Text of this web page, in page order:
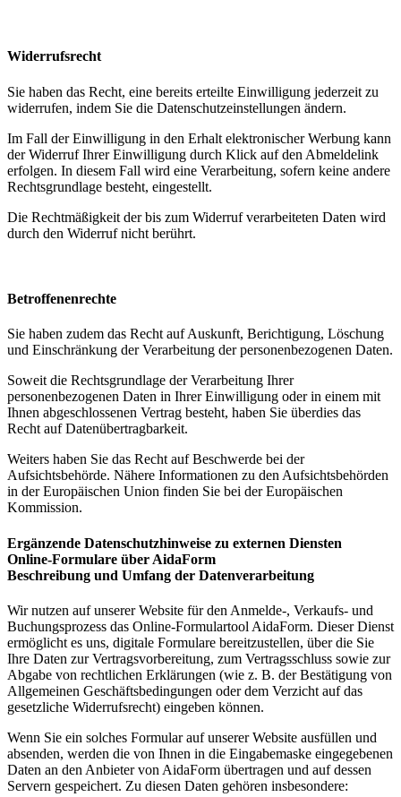
Widerrufsrecht
Sie haben das Recht, eine bereits erteilte Einwilligung jederzeit zu
widerrufen, indem Sie die Datenschutzeinstellungen ändern.
Im Fall der Einwilligung in den Erhalt elektronischer Werbung kann
der Widerruf Ihrer Einwilligung durch Klick auf den Abmeldelink
erfolgen. In diesem Fall wird eine Verarbeitung, sofern keine andere
Rechtsgrundlage besteht, eingestellt.
Die Rechtmäßigkeit der bis zum Widerruf verarbeiteten Daten wird
durch den Widerruf nicht berührt.
Betroffenenrechte
Sie haben zudem das Recht auf Auskunft, Berichtigung, Löschung
und Einschränkung der Verarbeitung der personenbezogenen Daten.
Soweit die Rechtsgrundlage der Verarbeitung Ihrer
personenbezogenen Daten in Ihrer Einwilligung oder in einem mit
Ihnen abgeschlossenen Vertrag besteht, haben Sie überdies das
Recht auf Datenübertragbarkeit.
Weiters haben Sie das Recht auf Beschwerde bei der
Aufsichtsbehörde. Nähere Informationen zu den Aufsichtsbehörden
in der Europäischen Union finden Sie bei der Europäischen
Kommission.
Ergänzende Datenschutzhinweise zu externen Diensten
Online-Formulare über AidaForm
Beschreibung und Umfang der Datenverarbeitung
Wir nutzen auf unserer Website für den Anmelde-, Verkaufs- und
Buchungsprozess das Online-Formulartool AidaForm. Dieser Dienst
ermöglicht es uns, digitale Formulare bereitzustellen, über die Sie
Ihre Daten zur Vertragsvorbereitung, zum Vertragsschluss sowie zur
Abgabe von rechtlichen Erklärungen (wie z. B. der Bestätigung von
Allgemeinen Geschäftsbedingungen oder dem Verzicht auf das
gesetzliche Widerrufsrecht) eingeben können.
Wenn Sie ein solches Formular auf unserer Website ausfüllen und
absenden, werden die von Ihnen in die Eingabemaske eingegebenen
Daten an den Anbieter von AidaForm übertragen und auf dessen
Servern gespeichert. Zu diesen Daten gehören insbesondere: